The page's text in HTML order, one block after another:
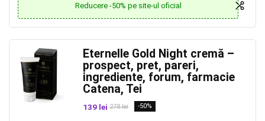
Reducere -50% pe site-ul oficial
Eternelle Gold Night cremă –
prospect, pret, pareri,
ingrediente, forum, farmacie
Catena, Tei
139 lei 278 lei -50%